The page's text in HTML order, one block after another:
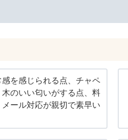
を感じられる点、チャペ
のいい匂いがする点、料
ール対応が親切で素早い